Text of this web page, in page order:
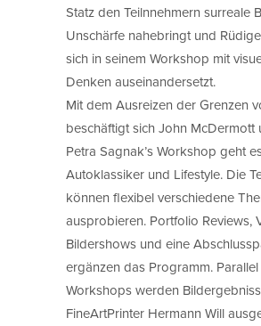
Statz den Teilnnehmern surreale
Unschärfe nahebringt und
sich in seinem Workshop mit
Denken auseinandersetzt.
Mit dem Ausreizen der Grenzen
beschäftigt sich John McDermott
Petra Sagnak’s Workshop geht
Autoklassiker und Lifestyle. Die
können flexibel verschiedene
ausprobieren. Portfolio Reviews,
Bildershows und eine
ergänzen das Programm.
Workshops werden
FineArtPrinter Hermann Will